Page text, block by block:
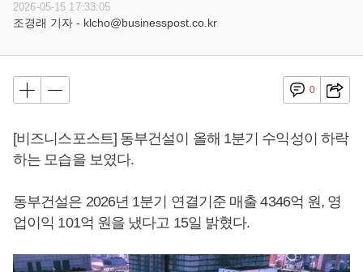
2026-05-15 17:33:05
조경래 기자 - klcho@businesspost.co.kr
0
[비즈니스포스트] 동부건설이 올해 1분기 수익성이 하락
하는 모습을 보였다.
동부건설은 2026년 1분기 연결기준 매출 4346억 원, 영
업이익 101억 원을 냈다고 15일 밝혔다.